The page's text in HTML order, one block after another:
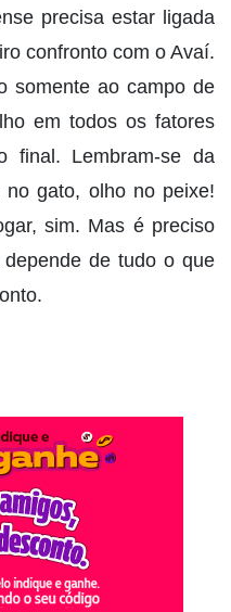
precisa estar ligada
confronto com o Avaí.
somente ao campo de
em todos os fatores
final. Lembram-se da
gato, olho no peixe!
sim. Mas é preciso
de tudo o que